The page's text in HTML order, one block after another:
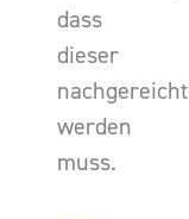
dass
dieser
nachgereicht
werden
muss.